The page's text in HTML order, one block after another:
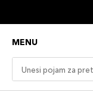
MENU